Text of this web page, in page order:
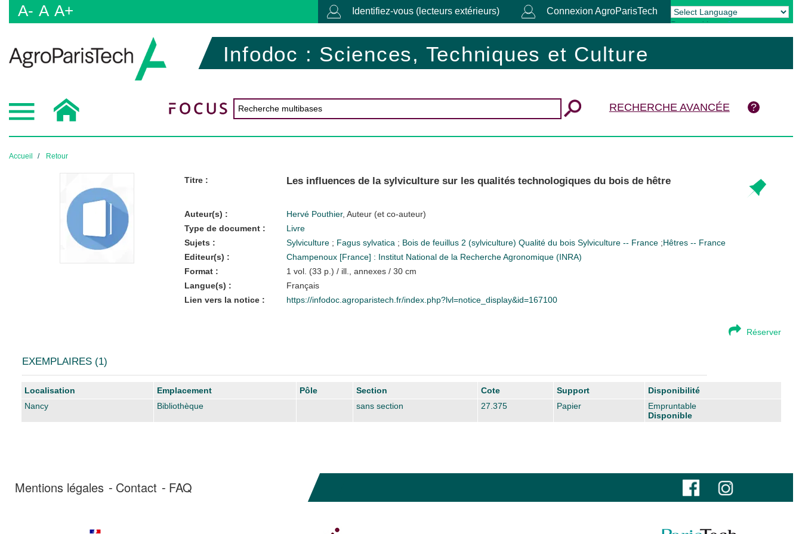
A- A A+ Identifiez-vous (lecteurs extérieurs) Connexion AgroParisTech
Powered by Translate
Infodoc : Sciences, Techniques et Culture
RECHERCHE AVANCÉE
Accueil Retour
Titre : Les influences de la sylviculture sur les qualités technologiques du bois de hêtre
Auteur(s) : Hervé Pouthier, Auteur (et co-auteur)
Type de document :
Livre
Sujets :
Sylviculture ; Fagus sylvatica ; Bois de feuillus 2 (sylviculture) Qualité du bois Sylviculture -- France ;Hêtres -- France
Editeur(s) :
Champenoux [France] : Institut National de la Recherche Agronomique (INRA)
Format :
1 vol. (33 p.) / ill., annexes / 30 cm
Langue(s) :
Français
Lien vers la notice :
https://infodoc.agroparistech.fr/index.php?lvl=notice_display&id=167100
Réserver
EXEMPLAIRES (1)
Liste des exemplaires
Localisation Emplacement Pôle Section Cote Support
Disponibilité
Nancy
Bibliothèque sans section 27.375 Papier
Empruntable
Disponible
Mentions légales Contact FAQ